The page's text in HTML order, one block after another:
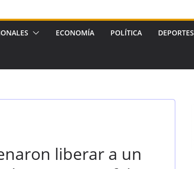
ECONOMÍA POLÍTICA DEPORTES
liberar a un